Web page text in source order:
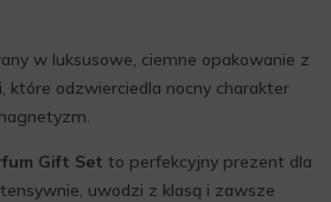
w luksusowe, ciemne opakowanie z
które odzwierciedla nocny charakter
Gift Set to perfekcyjny prezent dla
uwodzi z klasą i zawsze